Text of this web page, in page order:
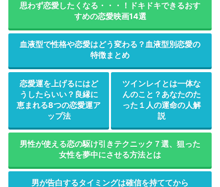
思わず恋愛したくなる・・・！ドキドキできるおす
すめの恋愛映画14選
血液型で性格や恋愛はどう変わる？血液型別恋愛の
特徴まとめ
恋愛運を上げるにはど
うしたらいい？良縁に
恵まれる8つの恋愛運ア
ップ法
ツインレイとは一体な
んのこと？あなたのた
った１人の運命の人解
説
男性が使える恋の駆け引きテクニック７選、狙った
女性を夢中にさせる方法とは
男が告白するタイミングは確信を持ててから